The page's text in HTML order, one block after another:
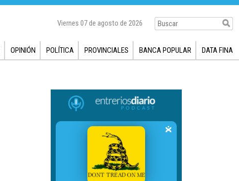
Viernes 07 de agosto de 2026
OPINIÓN POLÍTICA PROVINCIALES BANCA POPULAR DATA FINA